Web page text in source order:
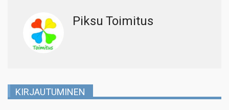
Piksu Toimitus
KIRJAUTUMINEN